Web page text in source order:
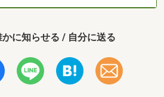
かに知らせる / 自分に送る